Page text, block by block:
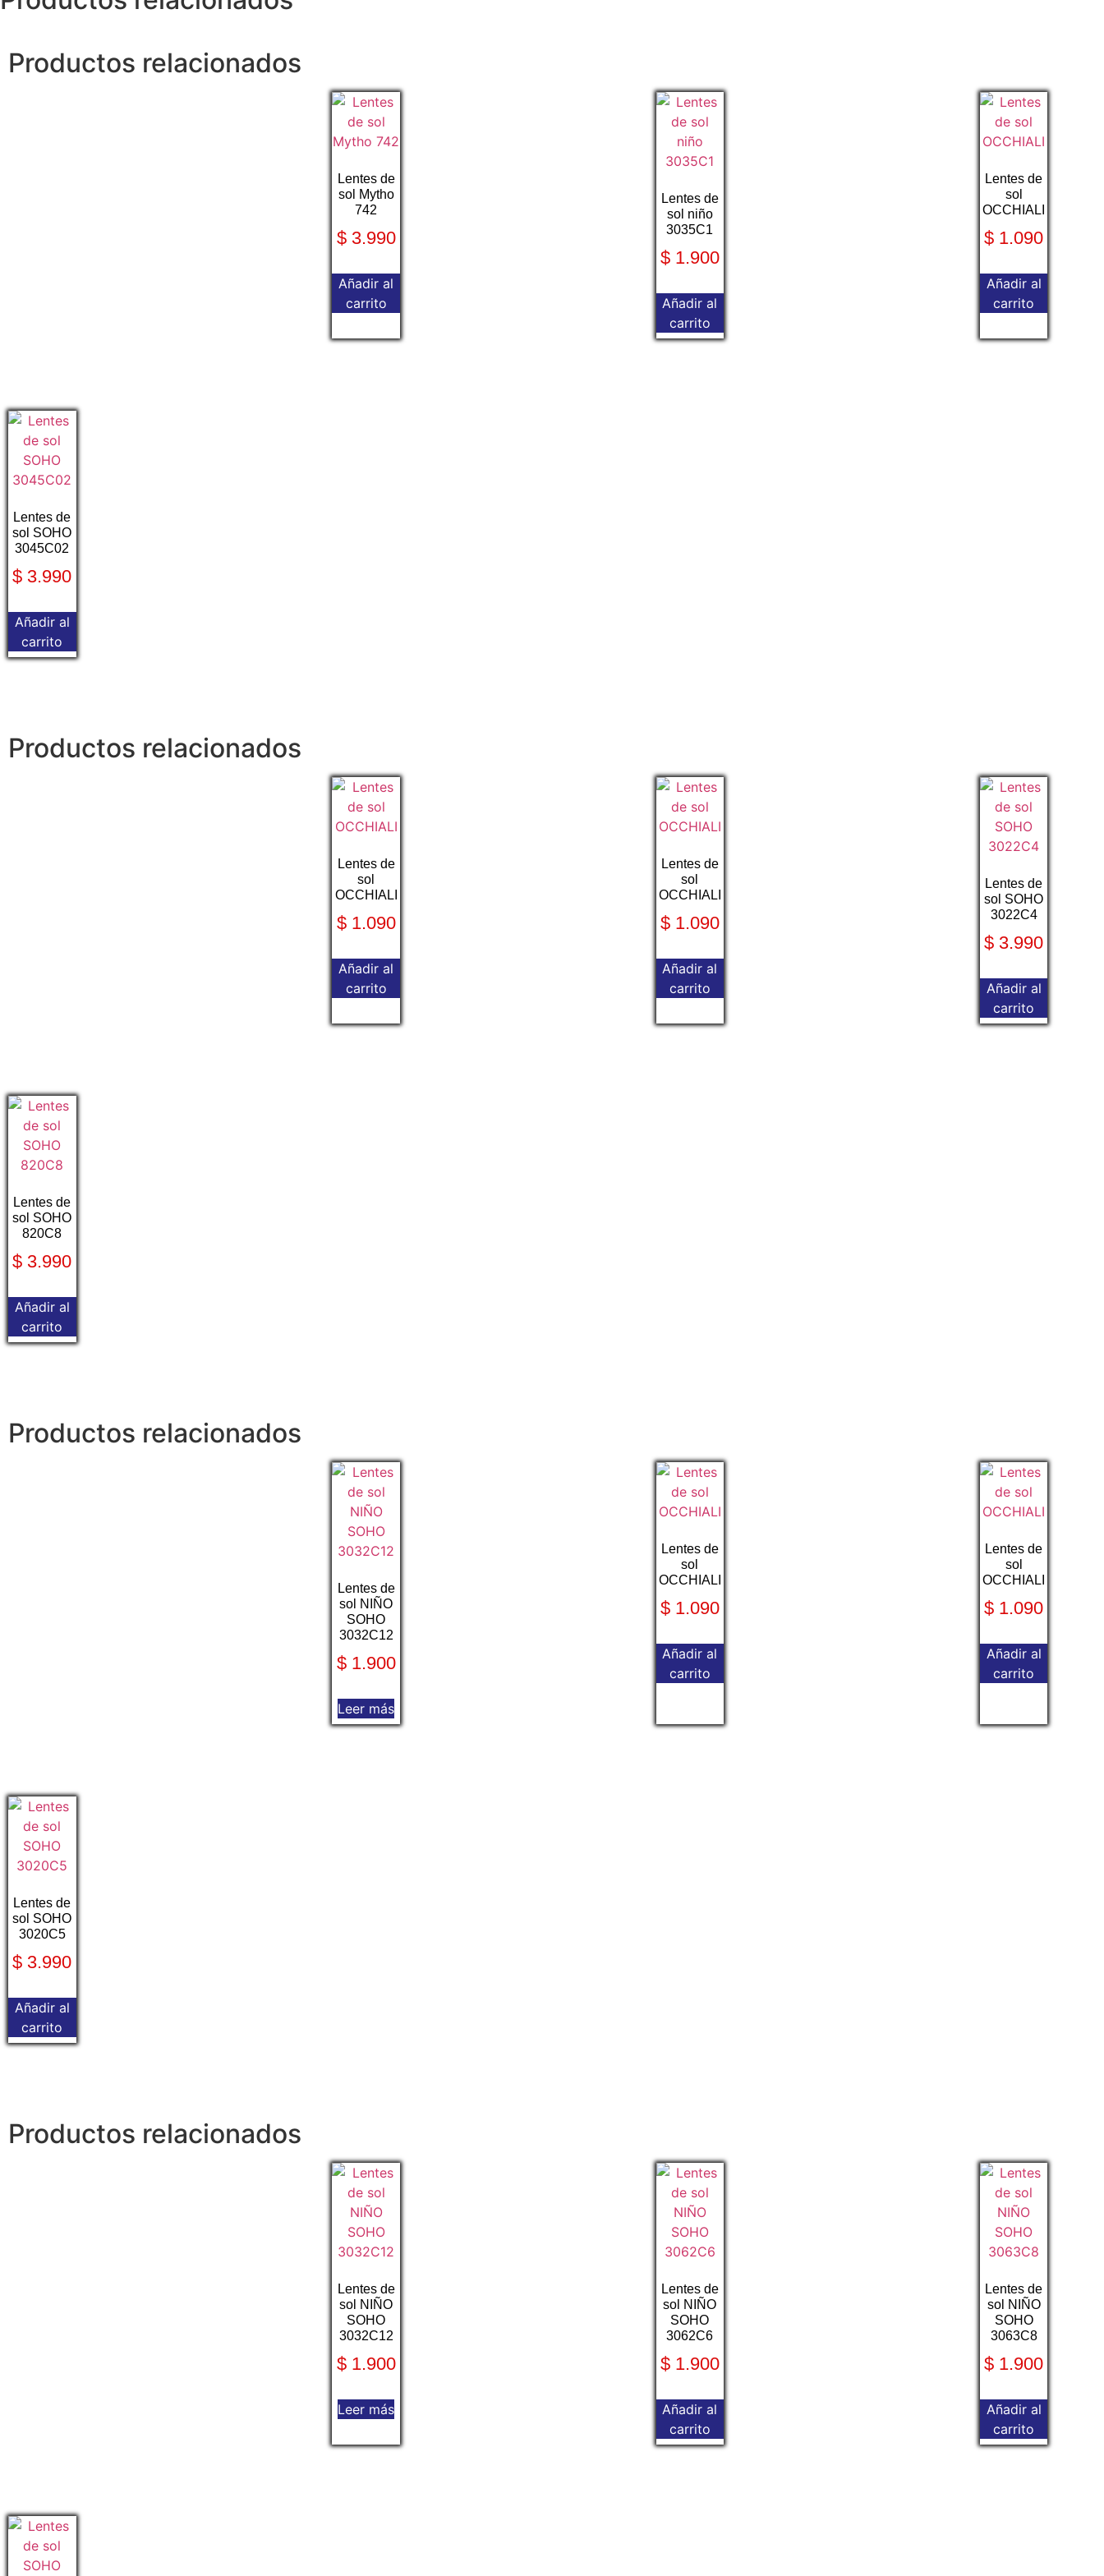
Productos relacionados
Lentes de
sol Mytho
742
$3.990
Añadir al
carrito
Lentes de
sol niño
3035C1
$1.900
Añadir al
carrito
Lentes de
sol
OCCHIALI
$ 1.090
Añadir al
carrito
Lentes de
sol SOHO
3045C02
$ 3.990
Añadir al
carrito
Productos relacionados
Lentes de
sol
OCCHIALI
$1.090
Añadir al
carrito
Lentes de
sol
OCCHIALI
$1.090
Añadir al
carrito
Lentes de
sol SOHO
3022C4
$ 3.990
Añadir al
carrito
Lentes de
sol SOHO
820C8
$ 3.990
Añadir al
carrito
Productos relacionados
Lentes de
sol NIÑO
SOHO
3032C12
$1.900
Leer más
Lentes de
sol
OCCHIALI
$1.090
Añadir al
carrito
Lentes de
sol
OCCHIALI
$ 1.090
Añadir al
carrito
Lentes de
sol SOHO
3020C5
$ 3.990
Añadir al
carrito
Productos relacionados
Lentes de
sol NIÑO
SOHO
3032C12
$1.900
Leer más
Lentes de
sol NIÑO
SOHO
3062C6
$1.900
Añadir al
carrito
Lentes de
sol NIÑO
SOHO
3063C8
$ 1.900
Añadir al
carrito